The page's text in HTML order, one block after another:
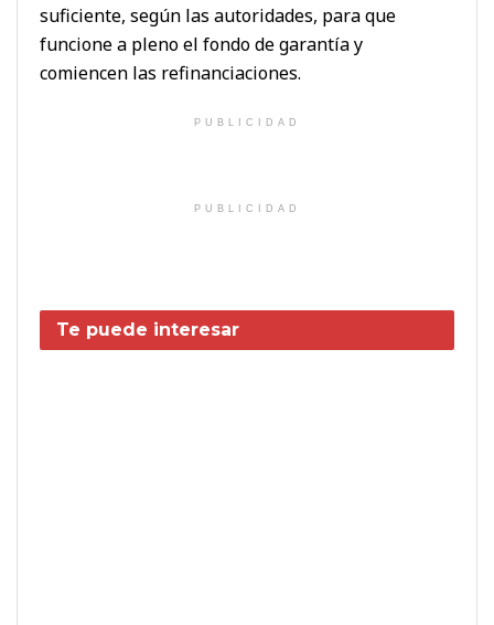
suficiente, según las autoridades, para que
funcione a pleno el fondo de garantía y
comiencen las refinanciaciones.
PUBLICIDAD
PUBLICIDAD
Te puede interesar